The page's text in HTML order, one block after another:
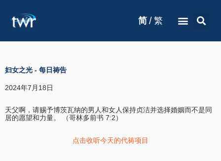
简 / 繁
妇女之光 - 每日祷告
2024年7月18日
天父啊，请赐予博茨瓦纳的男人和女人保持贞洁并选择婚姻而不是同
居的愿望和力量。 （哥林多前书 7:2）
点击收听今天的代祷项目